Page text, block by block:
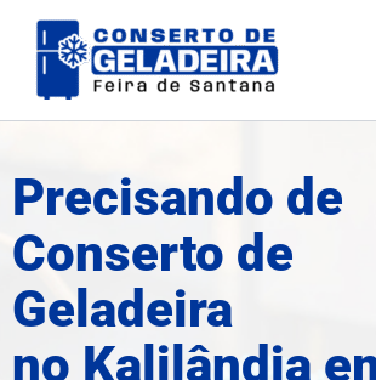
para
Precisando de
Conserto de
Geladeira
no Kalilândia